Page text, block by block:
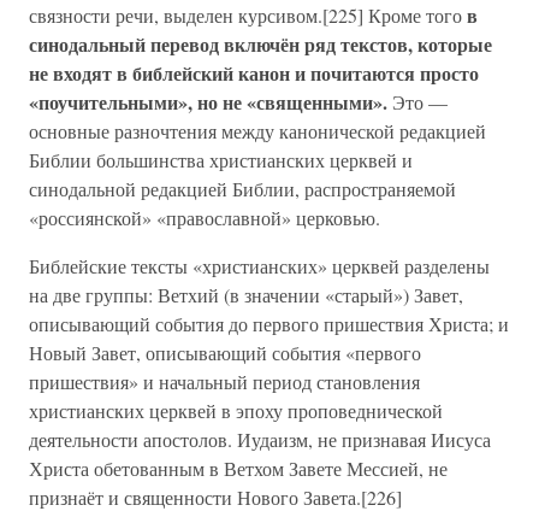
связности речи, выделен курсивом.[225] Кроме тогов
синодальный перевод включён ряд текстов, которые
не входят в библейский канон и почитаются просто
«поучительными», но не «священными». Это —
основные разночтения между канонической редакцией
Библии большинства христианских церквей и
синодальной редакцией Библии, распространяемой
«россиянской» «православной» церковью.
Библейские тексты «христианских» церквей разделены
на две группы: Ветхий (в значении «старый») Завет,
описывающий события до первого пришествия Христа; и
Новый Завет, описывающий события «первого
пришествия» и начальный период становления
христианских церквей в эпоху проповеднической
деятельности апостолов. Иудаизм, не признавая Иисуса
Христа обетованным в Ветхом Завете Мессией, не
признаёт и священности Нового Завета.[226]